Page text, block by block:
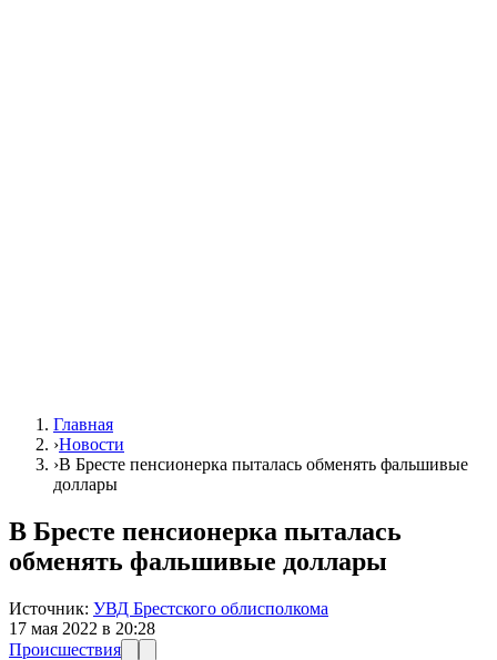
Главная
›Новости
›В Бресте пенсионерка пыталась обменять фальшивые
доллары
В Бресте пенсионерка пыталась
обменять фальшивые доллары
Источник: УВД Брестского облисполкома
17 мая 2022 в 20:28
Происшествия